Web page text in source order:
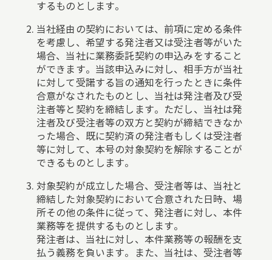
するものとします。
当社経由の契約においては、前項に定める条件
を考慮し、希望する発注者又は受注者等がいた
場合、当社に業務委託契約の申込みをすること
ができます。当該申込みに対し、相手方が当社
に対して受諾する旨の通知を行ったときに条件
合意がなされたものとし、当社は発注者及び受
注者等と契約を締結します。ただし、当社は発
注者及び受注者等の双方と契約が締結できなか
った場合、既に契約済の発注者もしくは受注者
等に対して、本号の対象契約を解除することが
できるものとします。
対象契約が成立した場合、受注者等は、当社と
締結した対象契約において合意された日時、場
所その他の条件に従って、発注者に対し、本件
業務等を提供するものとします。
発注者は、当社に対し、本件業務等の報酬を支
払う義務を負います。また、当社は、受注者等